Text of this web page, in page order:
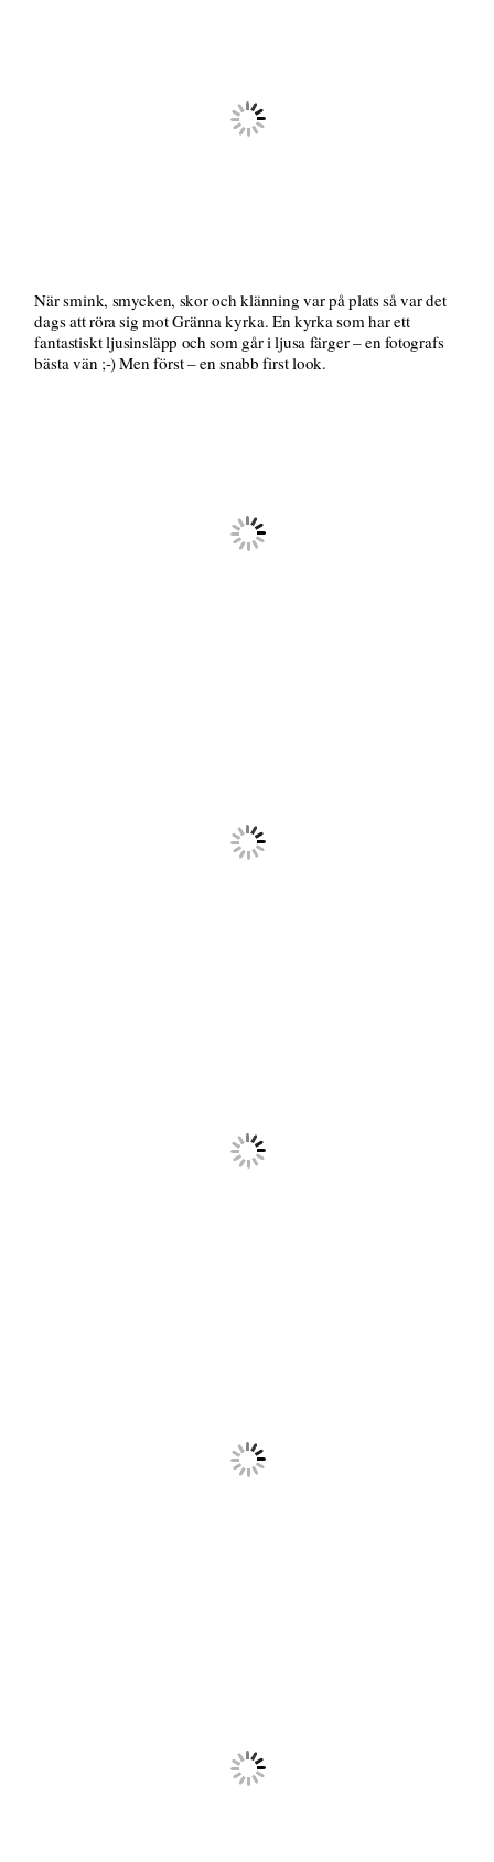
När smink, smycken, skor och klänning var på plats så var det
dags att röra sig mot Gränna kyrka. En kyrka som har ett
fantastiskt ljusinsläpp och som går i ljusa färger – en fotografs
bästa vän ;-) Men först – en snabb first look.